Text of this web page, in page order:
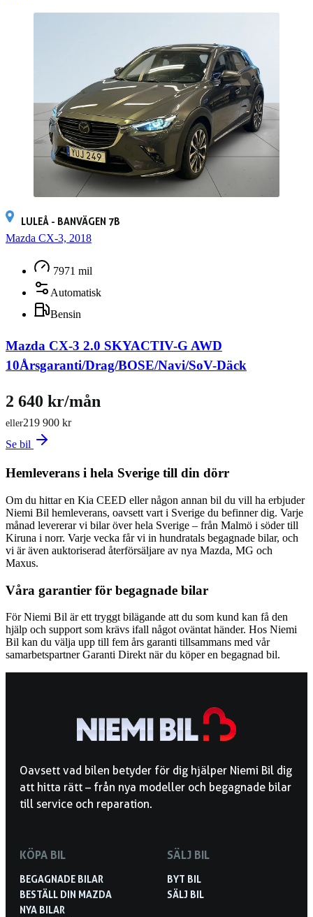
LULEÅ - BANVÄGEN 7B
Mazda CX-3, 2018
7971 mil
Automatisk
Bensin
Mazda CX-3 2.0 SKYACTIV-G AWD
10Årsgaranti/Drag/BOSE/Navi/SoV-Däck
219 900 kr
eller
2 640 kr/mån
Se bil
Hemleverans i hela Sverige till din dörr
Om du hittar en Kia CEED eller någon annan bil du vill ha erbjuder
Niemi Bil hemleverans, oavsett vart i Sverige du befinner dig. Varje
månad levererar vi bilar över hela Sverige – från Malmö i söder till
Kiruna i norr. Varje vecka får vi in hundratals begagnade bilar, och
vi är även auktoriserad återförsäljare av nya Mazda, MG och
Maxus.
Våra garantier för begagnade bilar
För Niemi Bil är ett tryggt bilägande att du som kund kan få den
hjälp och support som krävs ifall något oväntat händer. Hos Niemi
Bil kan du välja upp till fem års garanti tillsammans med vår
samarbetspartner Garanti Direkt när du köper en begagnad bil.
Oavsett vad bilen betyder för dig hjälper Niemi Bil dig
att hitta rätt – från nya modeller och begagnade bilar
till service och reparation.
KÖPA BIL
BEGAGNADE BILAR
BESTÄLL DIN MAZDA
NYA BILAR
SÄLJ BIL
BYT BIL
SÄLJ BIL